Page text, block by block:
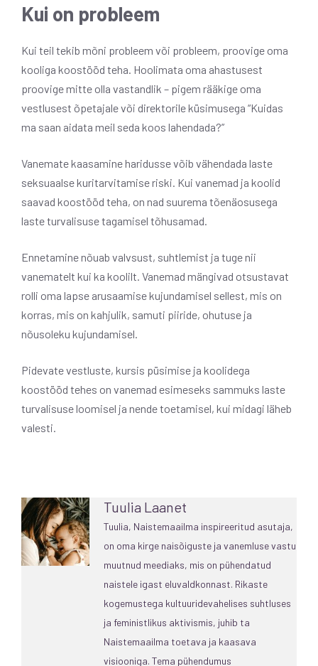
Kui on probleem
Kui teil tekib mõni probleem või probleem, proovige oma
kooliga koostööd teha. Hoolimata oma ahastusest
proovige mitte olla vastandlik – pigem rääkige oma
vestlusest õpetajale või direktorile küsimusega “Kuidas
ma saan aidata meil seda koos lahendada?”
Vanemate kaasamine haridusse võib vähendada laste
seksuaalse kuritarvitamise riski. Kui vanemad ja koolid
saavad koostööd teha, on nad suurema tõenäosusega
laste turvalisuse tagamisel tõhusamad.
Ennetamine nõuab valvsust, suhtlemist ja tuge nii
vanematelt kui ka koolilt. Vanemad mängivad otsustavat
rolli oma lapse arusaamise kujundamisel sellest, mis on
korras, mis on kahjulik, samuti piiride, ohutuse ja
nõusoleku kujundamisel.
Pidevate vestluste, kursis püsimise ja koolidega
koostööd tehes on vanemad esimeseks sammuks laste
turvalisuse loomisel ja nende toetamisel, kui midagi läheb
valesti.
Tuulia Laanet
Tuulia, Naistemaailma inspireeritud asutaja,
on oma kirge naisõiguste ja vanemluse vastu
muutnud meediaks, mis on pühendatud
naistele igast eluvaldkonnast. Rikaste
kogemustega kultuuridevahelises suhtluses
ja feministlikus aktivismis, juhib ta
Naistemaailma toetava ja kaasava
visiooniga. Tema pühendumus